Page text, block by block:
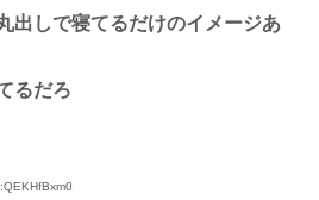
出しで寝てるだけのイメージあ
るだろ